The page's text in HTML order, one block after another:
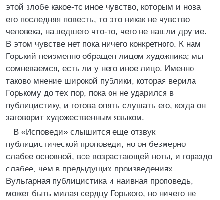
этой злобе какое-то иное чувство, которым и нова
его последняя повесть, то это никак не чувство
человека, нашедшего что-то, чего не нашли другие.
В этом чувстве нет пока ничего конкретного. К нам
Горький неизменно обращен лицом художника; мы
сомневаемся, есть ли у него иное лицо. Именно
таково мнение широкой публики, которая верила
Горькому до тех пор, пока он не ударился в
публицистику, и готова опять слушать его, когда он
заговорит художественным языком.
В «Исповеди» слышится еще отзвук
публицистической проповеди; но он безмерно
слабее основной, все возрастающей ноты, и гораздо
слабее, чем в предыдущих произведениях.
Вульгарная публицистика и наивная проповедь,
может быть милая сердцу Горького, но ничего не